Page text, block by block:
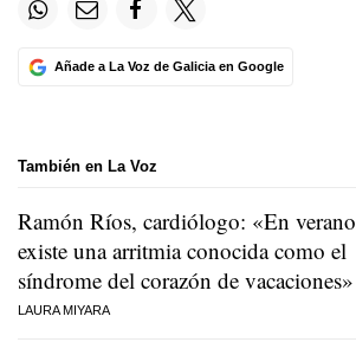
Añade a La Voz de Galicia en Google
También en La Voz
Ramón Ríos, cardiólogo: «En verano
existe una arritmia conocida como el
síndrome del corazón de vacaciones»
LAURA MIYARA